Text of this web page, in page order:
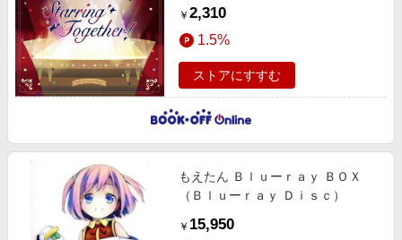
￥ 2,310
1.5%
ストアにすすむ
もえたん Ｂｌｕーｒａｙ ＢＯＸ
（Ｂｌｕーｒａｙ Ｄｉｓｃ）
￥ 15,950